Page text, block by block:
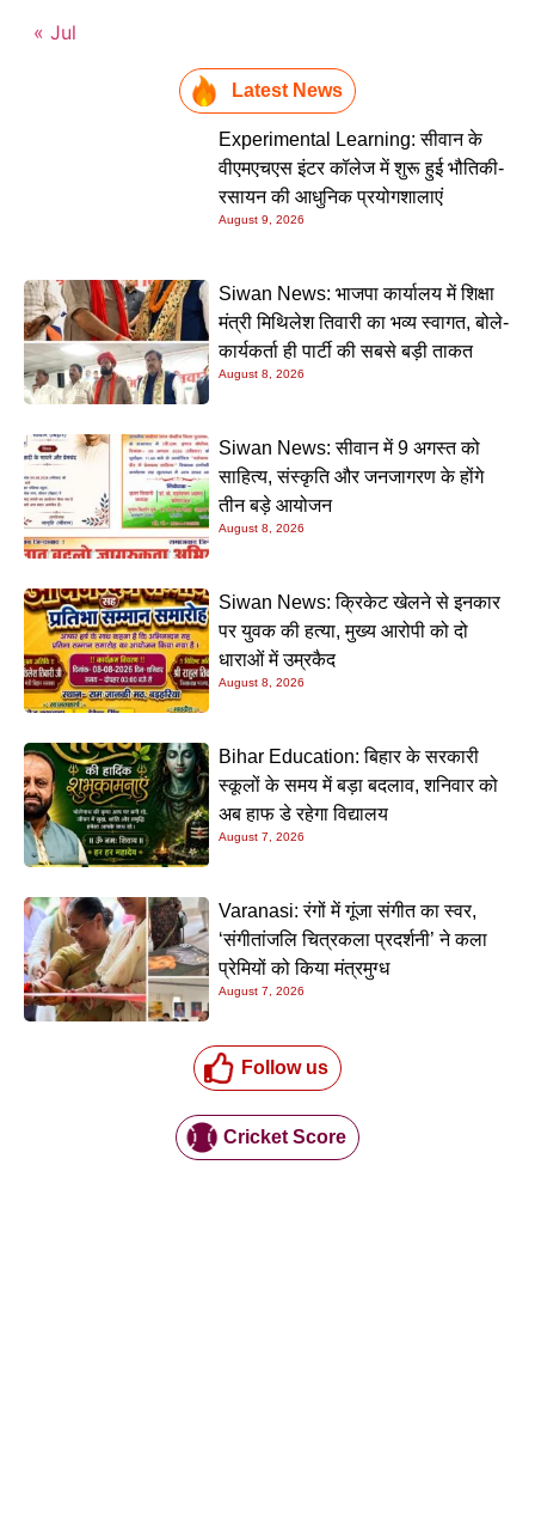
« Jul
Latest News
Experimental Learning: सीवान के
वीएमएचएस इंटर कॉलेज में शुरू हुई भौतिकी-
रसायन की आधुनिक प्रयोगशालाएं
August 9, 2026
Siwan News: भाजपा कार्यालय में शिक्षा
मंत्री मिथिलेश तिवारी का भव्य स्वागत, बोले-
कार्यकर्ता ही पार्टी की सबसे बड़ी ताकत
August 8, 2026
Siwan News: सीवान में 9 अगस्त को
साहित्य, संस्कृति और जनजागरण के होंगे
तीन बड़े आयोजन
August 8, 2026
Siwan News: क्रिकेट खेलने से इनकार
पर युवक की हत्या, मुख्य आरोपी को दो
धाराओं में उम्रकैद
August 8, 2026
Bihar Education: बिहार के सरकारी
स्कूलों के समय में बड़ा बदलाव, शनिवार को
अब हाफ डे रहेगा विद्यालय
August 7, 2026
Varanasi: रंगों में गूंजा संगीत का स्वर,
‘संगीतांजलि चित्रकला प्रदर्शनी’ ने कला
प्रेमियों को किया मंत्रमुग्ध
August 7, 2026
Follow us
Cricket Score